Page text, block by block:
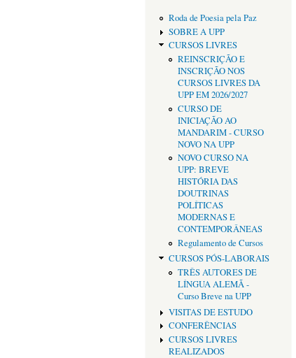
Roda de Poesia pela Paz
SOBRE A UPP
CURSOS LIVRES
REINSCRIÇÃO E
INSCRIÇÃO NOS
CURSOS LIVRES DA
UPP EM 2026/2027
CURSO DE
INICIAÇÃO AO
MANDARIM - CURSO
NOVO NA UPP
NOVO CURSO NA
UPP: BREVE
HISTÓRIA DAS
DOUTRINAS
POLÍTICAS
MODERNAS E
CONTEMPORÂNEAS
Regulamento de Cursos
CURSOS PÓS-LABORAIS
TRÊS AUTORES DE
LÍNGUA ALEMÃ -
Curso Breve na UPP
VISITAS DE ESTUDO
CONFERÊNCIAS
CURSOS LIVRES
REALIZADOS